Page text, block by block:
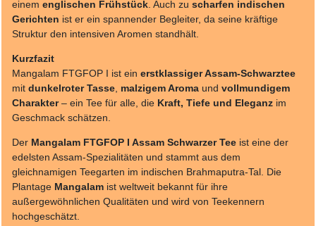
einem englischen Frühstück . Auch zu scharfen indischen
Gerichten ist er ein spannender Begleiter, da seine kräftige
Struktur den intensiven Aromen standhält.
Kurzfazit
Mangalam FTGFOP I ist ein erstklassiger Assam-Schwarztee
mit dunkelroter Tasse malzigem Aroma und vollmundigem
Charakter– ein Tee für alle, die Kraft, Tiefe und Eleganz im
Geschmack schätzen.
Der Mangalam FTGFOP I Assam Schwarzer Tee ist eine der
edelsten Assam-Spezialitäten und stammt aus dem
gleichnamigen Teegarten im indischen Brahmaputra-Tal. Die
Plantage Mangalam ist weltweit bekannt für ihre
außergewöhnlichen Qualitäten und wird von Teekennern
hochgeschätzt.